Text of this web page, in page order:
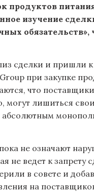
продуктов
изучение
обязательств»,
сделки и пришли
при закупке
что
лишиться
не означают
не ведет к запрету
в совете и
на